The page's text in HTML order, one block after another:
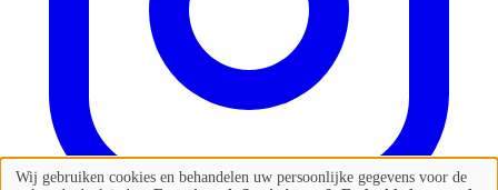
Wij gebruiken cookies en behandelen uw persoonlijke gegevens voor de